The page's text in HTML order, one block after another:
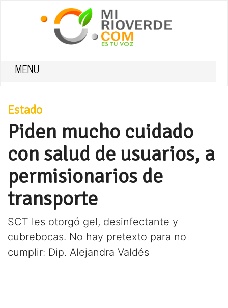
MENU
Estado
Piden mucho cuidado
con salud de usuarios, a
permisionarios de
transporte
SCT les otorgó gel, desinfectante y
cubrebocas. No hay pretexto para no
cumplir: Dip. Alejandra Valdés